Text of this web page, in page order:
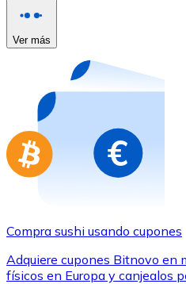
Nuevo
Compra tarjetas regalo
Ir a la tienda de tarjetas
Ver más
Compra sushi usando cupones
Adquiere cupones Bitnovo en
físicos en Europa y canjealos